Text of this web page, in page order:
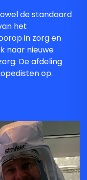
de standaard
het
in zorg en
naar nieuwe
De afdeling
op.